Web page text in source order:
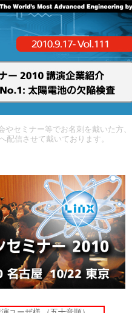
セミナー等でお名刺を戴いた方、
配信させて戴いております。